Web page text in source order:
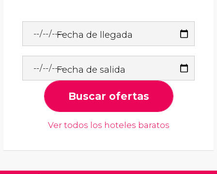
Fecha de llegada
Fecha de salida
Buscar ofertas
Ver todos los hoteles baratos